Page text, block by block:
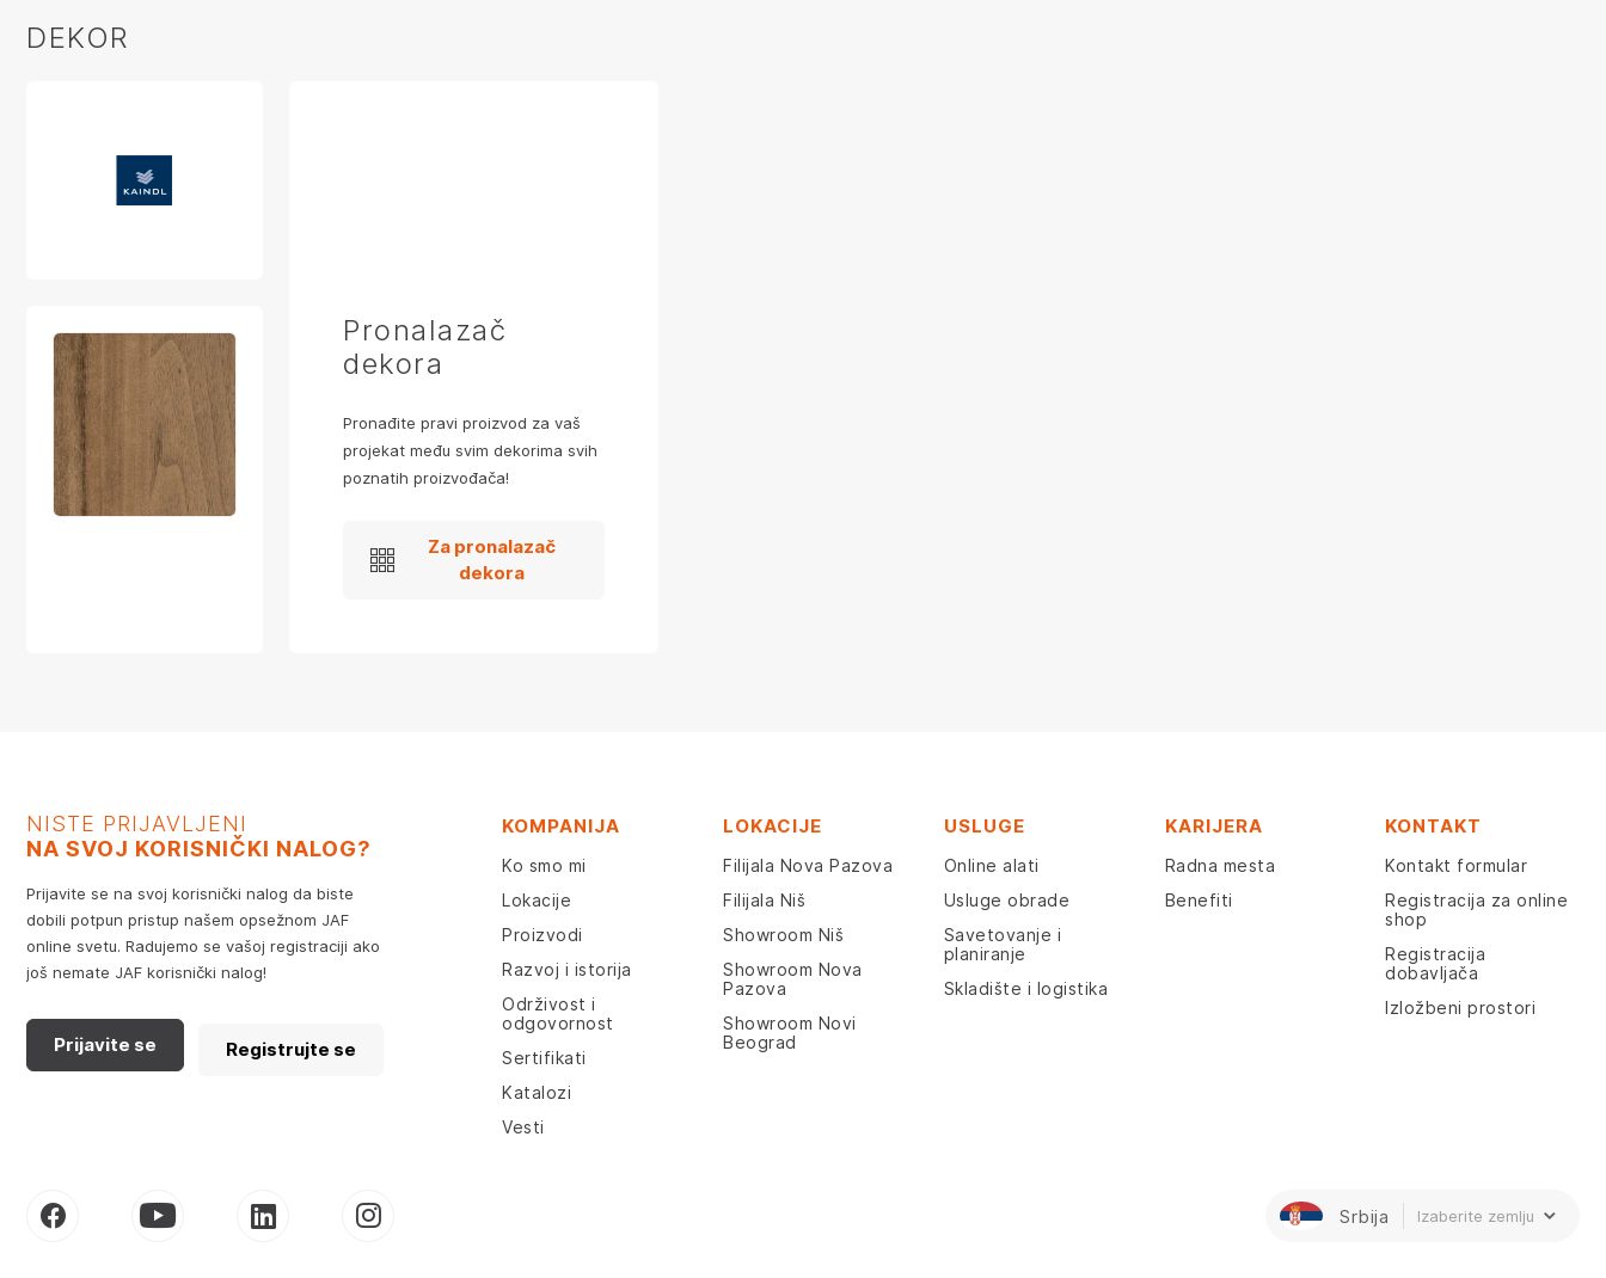
DEKOR
Pronalazač
dekora
Pronađite pravi proizvod za vaš
projekat među svim dekorima svih
poznatih proizvođača!
Za pronalazač
dekora
NISTE PRIJAVLJENI
NA SVOJ KORISNIČKI NALOG?
Prijavite se na svoj korisnički nalog da biste
dobili potpun pristup našem opsežnom JAF
online svetu. Radujemo se vašoj registraciji ako
još nemate JAF korisnički nalog!
Prijavite se Registrujte se
KOMPANIJA
Ko smo mi
Lokacije
Proizvodi
Razvoj i istorija
Održivost i
odgovornost
Sertifikati
Katalozi
Vesti
LOKACIJE
Filijala Nova Pazova
Filijala Niš
Showroom Niš
Showroom Nova
Pazova
Showroom Novi
Beograd
USLUGE
Online alati
Usluge obrade
Savetovanje i
planiranje
Skladište i logistika
KARIJERA
Radna mesta
Benefiti
KONTAKT
Kontakt formular
Registracija za online
shop
Registracija
dobavljača
Izložbeni prostori
Srbija Izaberite zemlju